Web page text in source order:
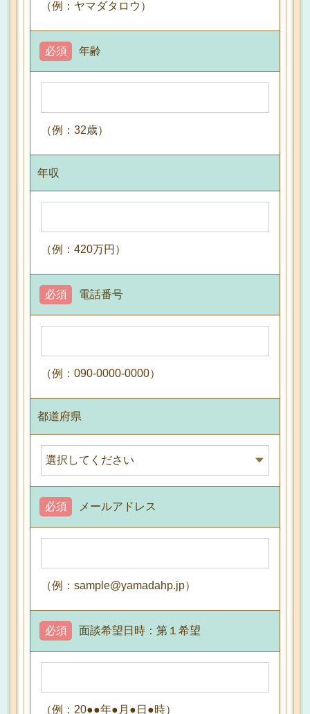
（例：ヤマダタロウ）
年齢
必須
（例：32歳）
年収
（例：420万円）
電話番号
必須
（例：090-0000-0000）
都道府県
メールアドレス
必須
（例：sample@yamadahp.jp）
面談希望日時：第１希望
必須
（例：20●●年●月●日●時）